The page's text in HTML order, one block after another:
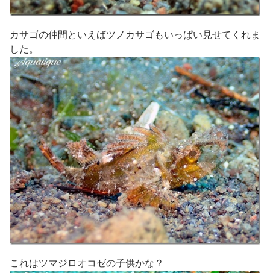
カサゴの仲間といえばツノカサゴもいっぱい見せてくれま
した。
これはツマジロオコゼの子供かな？